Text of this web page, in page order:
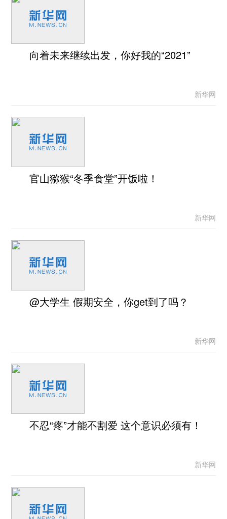
向着未来继续出发，你好我的“2021”
新华网
官山猕猴“冬季食堂”开饭啦！
新华网
@大学生 假期安全，你get到了吗？
新华网
不忍“疼”才能不割爱 这个意识必须有！
新华网